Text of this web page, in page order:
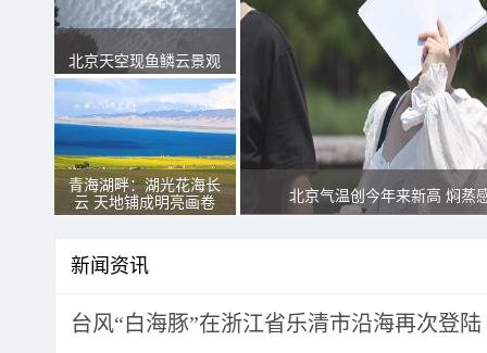
北京天空现鱼鳞云景观
青海湖畔：湖光花海长
云 天地铺成明亮画卷
北京气温创今年来新高 焖蒸
新闻资讯
台风“白海豚”在浙江省乐清市沿海再次登陆